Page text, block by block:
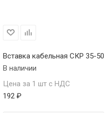
Вставка кабельная СКР 35-50
В наличии
Цена за 1 шт с НДС
192 ₽